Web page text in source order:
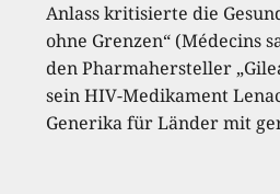
Anlass kritisierte die
ohne Grenzen“ (Médecins
den Pharmahersteller
sein HIV-Medikament
Generika für Länder mit